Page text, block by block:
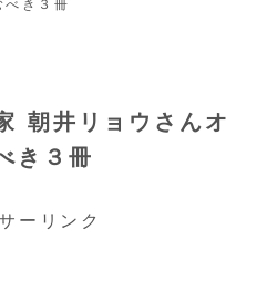
べき３冊
朝井リョウさんオ
き３冊
ーリンク